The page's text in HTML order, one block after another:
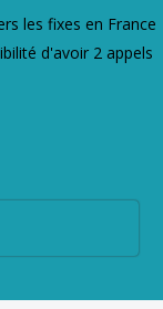
les fixes en France
d'avoir 2 appels